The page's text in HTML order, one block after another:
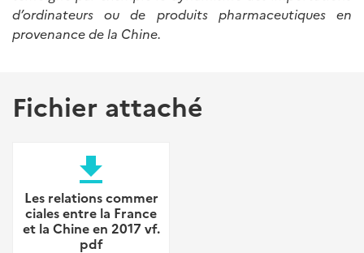
d’ordinateurs ou de produits pharmaceutiques en
provenance de la Chine.
Fichier attaché
file_download
Les relations commer
ciales entre la France
et la Chine en 2017 vf.
pdf